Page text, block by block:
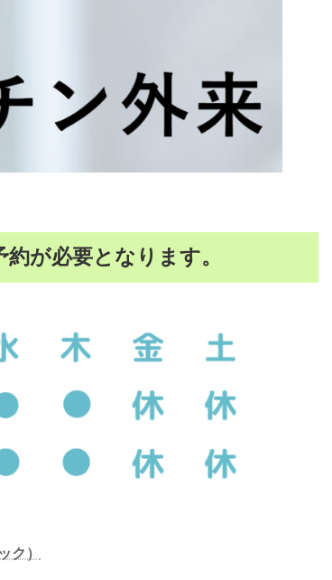
が必要となります。
ク）